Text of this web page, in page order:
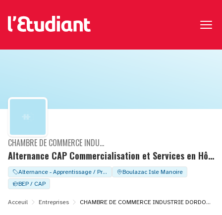
Alternance CAP Commercialisation et Services en Hôtel-Café-Restaurant (CSHCR) (F/H/X)
CHAMBRE DE COMMERCE INDUSTRIE DORDOGNE
Alternance - Apprentissage / Professionalisation
Boulazac Isle Manoire
BEP / CAP
Acceuil Entreprises CHAMBRE DE COMMERCE INDUSTRIE DORDOGNE